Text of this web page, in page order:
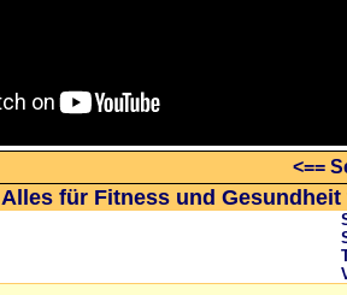
<==
Alles für Fitness und